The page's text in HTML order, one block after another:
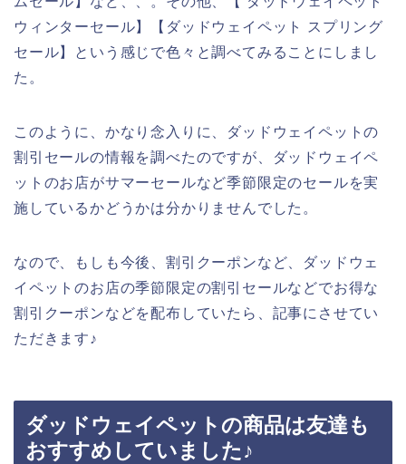
ウィンターセール】【ダッドウェイペット スプリング
セール】という感じで色々と調べてみることにしまし
た。
このように、かなり念入りに、ダッドウェイペットの
割引セールの情報を調べたのですが、ダッドウェイペ
ットのお店がサマーセールなど季節限定のセールを実
施しているかどうかは分かりませんでした。
なので、もしも今後、割引クーポンなど、ダッドウェ
イペットのお店の季節限定の割引セールなどでお得な
割引クーポンなどを配布していたら、記事にさせてい
ただきます♪
ダッドウェイペットの商品は友達も
おすすめしていました♪